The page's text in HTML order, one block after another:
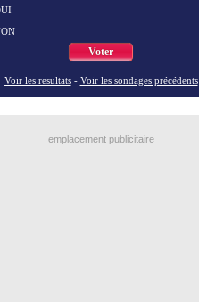
Voter
Voir les resultats - Voir les sondages précédents
emplacement publicitaire